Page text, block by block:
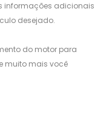
informações adicionais
desejado.
do motor para
muito mais você